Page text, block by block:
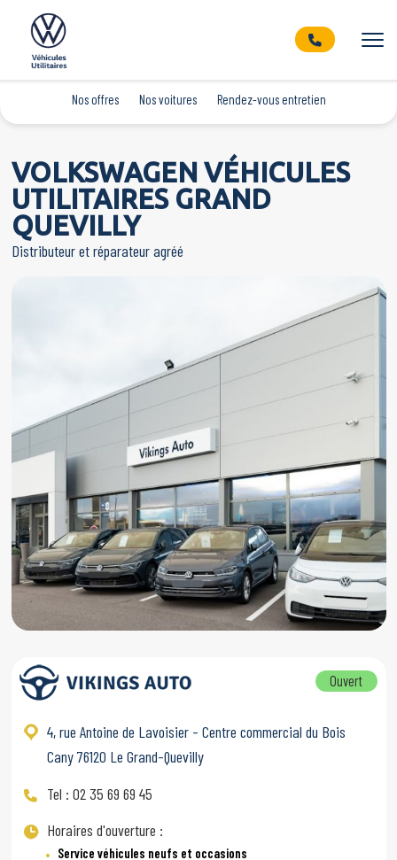
Nos offres Nos voitures Rendez-vous entretien
VOLKSWAGEN VÉHICULES
UTILITAIRES GRAND
QUEVILLY
Distributeur et réparateur agréé
4, rue Antoine de Lavoisier - Centre commercial du Bois
Cany 76120 Le Grand-Quevilly
Ouvert
Tel : 02 35 69 69 45
Horaires d'ouverture :
Service véhicules neufs et occasions